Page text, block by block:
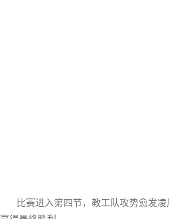
比赛进入第四节，教工队攻势愈发